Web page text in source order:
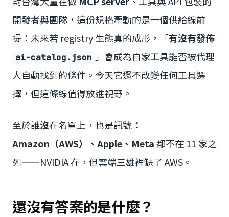
開發者與團隊，這份規格牽動的是一個供給線前
提：未來若 registry 生態真的成形，「有沒有發佈
ai-catalog.json 」會成為自家工具能否被代理
人自動找到的條件。今天它還不改變任何工具選
擇，但這條線值得放進視野。
至於誰沒在名單上，也是訊號：
Amazon（AWS）、Apple、Meta都不在 11 家之
列——NVIDIA 在，但雲端三雄裡缺了 AWS。
還沒有答案的是什麼？